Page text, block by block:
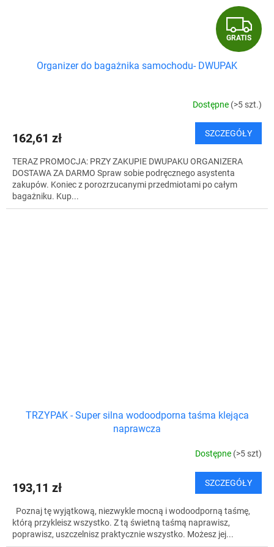
G
R
T
I
S
GRATIS
Organizer do bagażnika samochodu- DWUPAK
Dostępne (>5 szt.)
162,61 zł SZCZEGÓŁY
TERAZ PROMOCJA: PRZY ZAKUPIE DWUPAKU ORGANIZERA
DOSTAWA ZA DARMO Spraw sobie podręcznego asystenta
zakupów. Koniec z porozrzucanymi przedmiotami po całym
bagażniku. Kup...
TRZYPAK - Super silna wodoodporna taśma klejąca
naprawcza
Dostępne (>5 szt)
193,11 zł SZCZEGÓŁY
Poznaj tę wyjątkową, niezwykle mocną i wodoodporną taśmę,
którą przykleisz wszystko. Z tą świetną taśmą naprawisz,
poprawisz, uszczelnisz praktycznie wszystko. Możesz jej...